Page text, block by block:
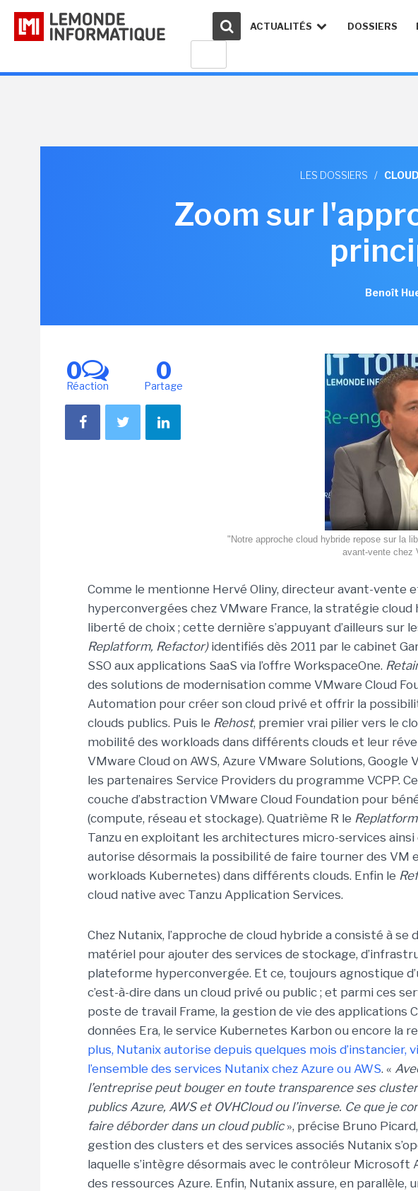
ACTUALITÉS DOSSIERS
LES DOSSIERS /
Zoom sur
Benoît
0
Réaction
0
Partage
"Notre approche cloud hybride repose sur la
avant-vente chez
Comme le mentionne Hervé Oliny, directeur avant-vente
hyperconvergées chez VMware France, la stratégie cloud
liberté de choix ; cette dernière s’appuyant d’ailleurs sur
Replatform, Refactor)identifiés dès 2011 par le cabinet
SSO aux applications SaaS via l’offre WorkspaceOne.
des solutions de modernisation comme VMware Cloud
Automation pour créer son cloud privé et offrir la
clouds publics. Puis le Rehost, premier vrai pilier vers le
mobilité des workloads dans différents clouds et leur
VMware Cloud on AWS, Azure VMware Solutions, Google
les partenaires Service Providers du programme VCPP.
couche d’abstraction VMware Cloud Foundation pour
(compute, réseau et stockage). Quatrième R le Replatform
Tanzu en exploitant les architectures micro-services ainsi
autorise désormais la possibilité de faire tourner des VM
workloads Kubernetes) dans différents clouds. Enfin le
cloud native avec Tanzu Application Services.
Chez Nutanix, l’approche de cloud hybride a consisté à
matériel pour ajouter des services de stockage,
plateforme hyperconvergée. Et ce, toujours agnostique
c’est-à-dire dans un cloud privé ou public ; et parmi ces
poste de travail Frame, la gestion de vie des applications
données Era, le service Kubernetes Karbon ou encore la
plus, Nutanix autorise depuis quelques mois d’instancier,
l’ensemble des services Nutanix chez Azure ou AWS. «
l’entreprise peut bouger en toute transparence ses
publics Azure, AWS et OVHCloud ou l’inverse. Ce que je
faire déborder dans un cloud public», précise Bruno
gestion des clusters et des services associés Nutanix
laquelle s’intègre désormais avec le contrôleur Microsoft
des ressources Azure. Enfin, Nutanix assure, en